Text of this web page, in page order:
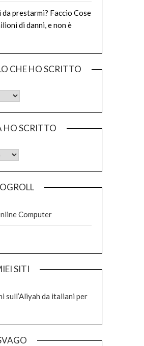
da prestarmi? Faccio Cose
di danni, e non è
CHE HO SCRITTO
HO SCRITTO
Computer
SITI
sull’Aliyah da italiani per